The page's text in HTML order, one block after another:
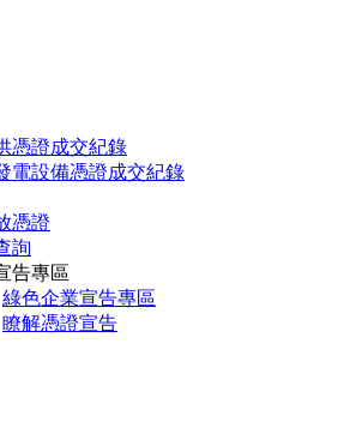
憑證成交紀錄
電設備憑證成交紀錄
憑證
詢
告專區
綠色企業宣告專區
瞭解憑證宣告